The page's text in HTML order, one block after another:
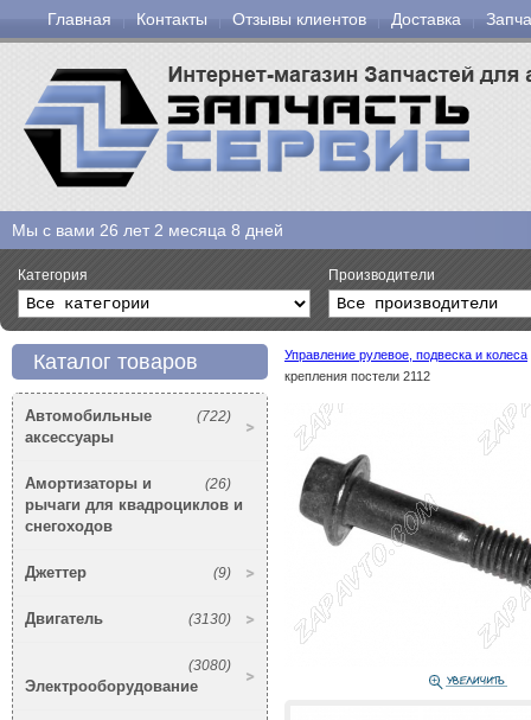
Главная Контакты Отзывы клиентов Доставка
Мы с вами 26 лет 2 месяца 8 дней
Категория Производители
Каталог товаров
(722)
Автомобильные
аксессуары
(26)
Амортизаторы и
рычаги для квадроциклов и
снегоходов
(9)
Джеттер
(3130)
Двигатель
(3080)
Электрооборудование
Управление рулевое, подвеска и колеса
крепления постели 2112